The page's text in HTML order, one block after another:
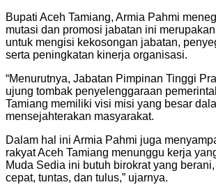
Bupati Aceh Tamiang, Armia Pahmi
mutasi dan promosi jabatan ini
untuk mengisi kekosongan jabatan,
serta peningkatan kinerja organisasi.
“Menurutnya, Jabatan Pimpinan Tinggi
ujung tombak penyelenggaraan
Tamiang memiliki visi misi yang besar
mensejahterakan masyarakat.
Dalam hal ini Armia Pahmi juga
rakyat Aceh Tamiang menunggu kerja
Muda Sedia ini butuh birokrat yang
cepat, tuntas, dan tulus,” ujarnya.